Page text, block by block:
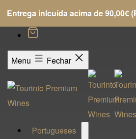
Entrega inlcuída acima de 90,00€
Menu Fechar
Portugueses